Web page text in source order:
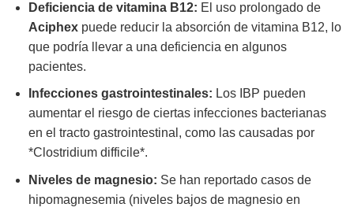
Deficiencia de vitamina B12: El uso prolongado de
Aciphexpuede reducir la absorción de vitamina B12, lo
que podría llevar a una deficiencia en algunos
pacientes.
Infecciones gastrointestinales: Los IBP pueden
aumentar el riesgo de ciertas infecciones bacterianas
en el tracto gastrointestinal, como las causadas por
*Clostridium difficile*.
Niveles de magnesio: Se han reportado casos de
hipomagnesemia (niveles bajos de magnesio en